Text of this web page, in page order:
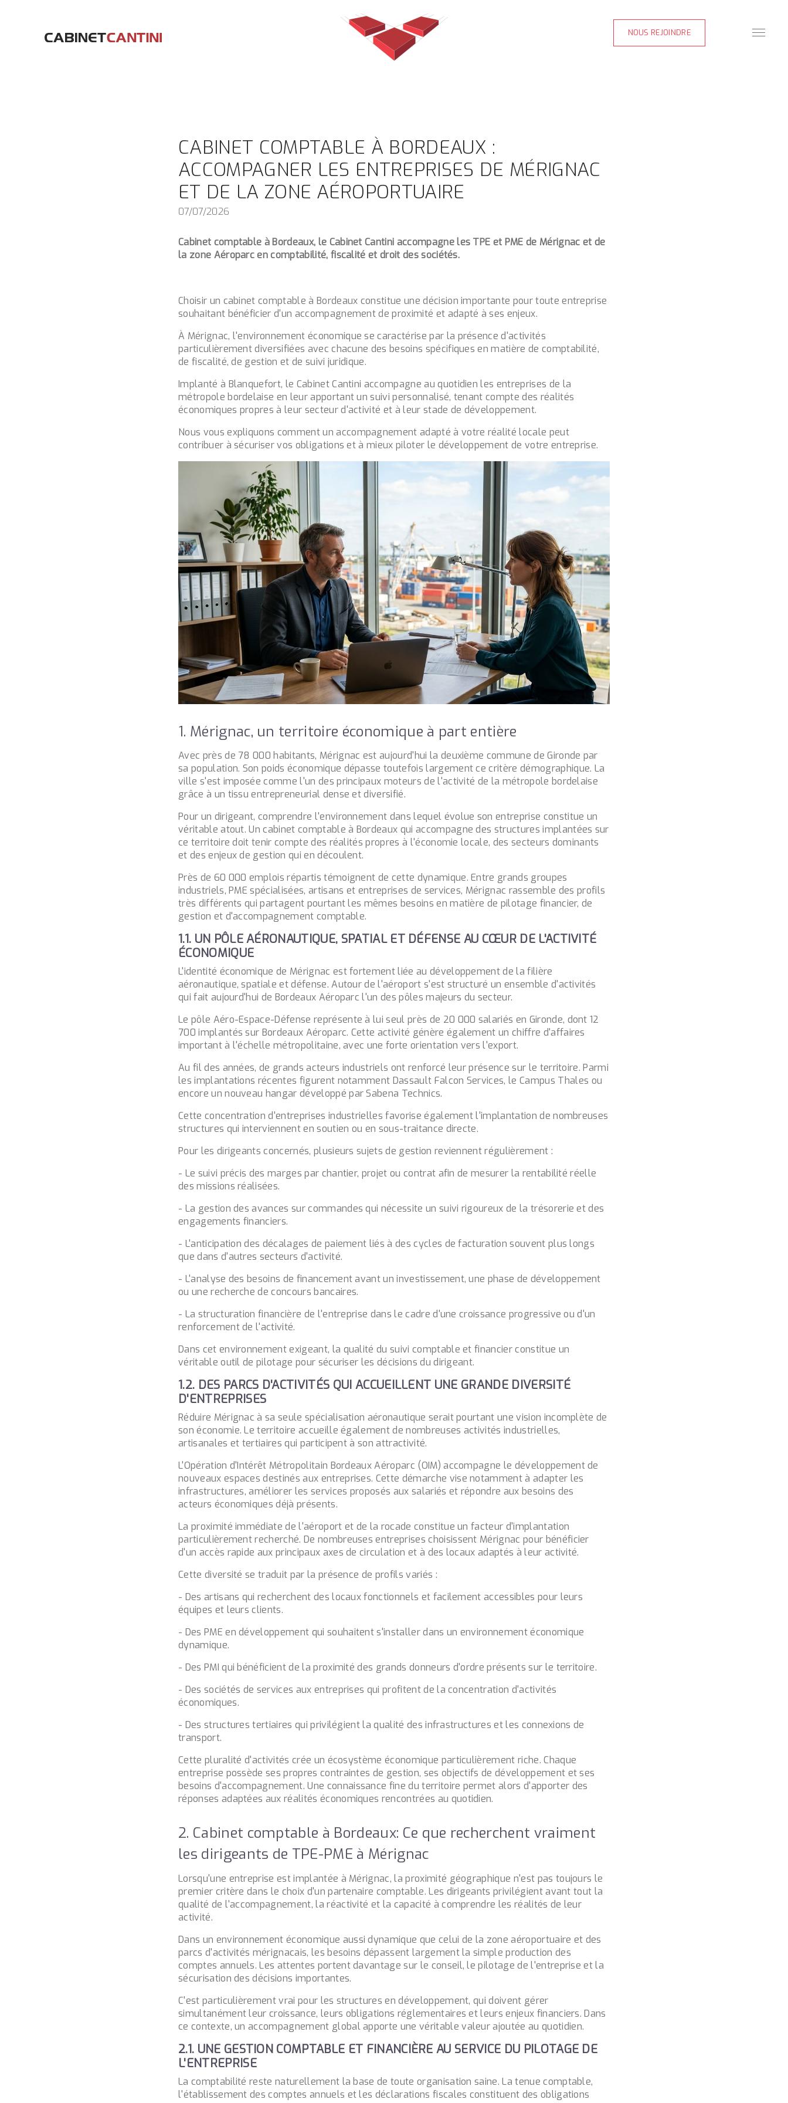
NOUS REJOINDRE
CABINET COMPTABLE À BORDEAUX :
ACCOMPAGNER LES ENTREPRISES DE MÉRIGNAC
ET DE LA ZONE AÉROPORTUAIRE
07/07/2026
Cabinet comptable à Bordeaux, le Cabinet Cantini accompagne les TPE et PME de Mérignac et de
la zone Aéroparc en comptabilité, fiscalité et droit des sociétés.
Choisir un cabinet comptable à Bordeaux constitue une décision importante pour toute entreprise
souhaitant bénéficier d'un accompagnement de proximité et adapté à ses enjeux.
À Mérignac, l'environnement économique se caractérise par la présence d'activités
particulièrement diversifiées avec chacune des besoins spécifiques en matière de comptabilité,
de fiscalité, de gestion et de suivi juridique.
Implanté à Blanquefort, le Cabinet Cantini accompagne au quotidien les entreprises de la
métropole bordelaise en leur apportant un suivi personnalisé, tenant compte des réalités
économiques propres à leur secteur d'activité et à leur stade de développement.
Nous vous expliquons comment un accompagnement adapté à votre réalité locale peut
contribuer à sécuriser vos obligations et à mieux piloter le développement de votre entreprise.
1. Mérignac, un territoire économique à part entière
Avec près de 78 000 habitants, Mérignac est aujourd'hui la deuxième commune de Gironde par
sa population. Son poids économique dépasse toutefois largement ce critère démographique. La
ville s'est imposée comme l'un des principaux moteurs de l'activité de la métropole bordelaise
grâce à un tissu entrepreneurial dense et diversifié.
Pour un dirigeant, comprendre l'environnement dans lequel évolue son entreprise constitue un
véritable atout. Un cabinet comptable à Bordeaux qui accompagne des structures implantées sur
ce territoire doit tenir compte des réalités propres à l'économie locale, des secteurs dominants
et des enjeux de gestion qui en découlent.
Près de 60 000 emplois répartis témoignent de cette dynamique. Entre grands groupes
industriels, PME spécialisées, artisans et entreprises de services, Mérignac rassemble des profils
très différents qui partagent pourtant les mêmes besoins en matière de pilotage financier, de
gestion et d'accompagnement comptable.
1.1. UN PÔLE AÉRONAUTIQUE, SPATIAL ET DÉFENSE AU CŒUR DE L'ACTIVITÉ
ÉCONOMIQUE
L'identité économique de Mérignac est fortement liée au développement de la filière
aéronautique, spatiale et défense. Autour de l'aéroport s'est structuré un ensemble d'activités
qui fait aujourd'hui de Bordeaux Aéroparc l'un des pôles majeurs du secteur.
Le pôle Aéro-Espace-Défense représente à lui seul près de 20 000 salariés en Gironde, dont 12
700 implantés sur Bordeaux Aéroparc. Cette activité génère également un chiffre d'affaires
important à l'échelle métropolitaine, avec une forte orientation vers l'export.
Au fil des années, de grands acteurs industriels ont renforcé leur présence sur le territoire. Parmi
les implantations récentes figurent notamment Dassault Falcon Services, le Campus Thales ou
encore un nouveau hangar développé par Sabena Technics.
Cette concentration d'entreprises industrielles favorise également l'implantation de nombreuses
structures qui interviennent en soutien ou en sous-traitance directe.
Pour les dirigeants concernés, plusieurs sujets de gestion reviennent régulièrement :
- Le suivi précis des marges par chantier, projet ou contrat afin de mesurer la rentabilité réelle
des missions réalisées.
- La gestion des avances sur commandes qui nécessite un suivi rigoureux de la trésorerie et des
engagements financiers.
- L'anticipation des décalages de paiement liés à des cycles de facturation souvent plus longs
que dans d'autres secteurs d'activité.
- L'analyse des besoins de financement avant un investissement, une phase de développement
ou une recherche de concours bancaires.
- La structuration financière de l'entreprise dans le cadre d'une croissance progressive ou d'un
renforcement de l'activité.
Dans cet environnement exigeant, la qualité du suivi comptable et financier constitue un
véritable outil de pilotage pour sécuriser les décisions du dirigeant.
1.2. DES PARCS D'ACTIVITÉS QUI ACCUEILLENT UNE GRANDE DIVERSITÉ
D'ENTREPRISES
Réduire Mérignac à sa seule spécialisation aéronautique serait pourtant une vision incomplète de
son économie. Le territoire accueille également de nombreuses activités industrielles,
artisanales et tertiaires qui participent à son attractivité.
L'Opération d'Intérêt Métropolitain Bordeaux Aéroparc (OIM) accompagne le développement de
nouveaux espaces destinés aux entreprises. Cette démarche vise notamment à adapter les
infrastructures, améliorer les services proposés aux salariés et répondre aux besoins des
acteurs économiques déjà présents.
La proximité immédiate de l'aéroport et de la rocade constitue un facteur d'implantation
particulièrement recherché. De nombreuses entreprises choisissent Mérignac pour bénéficier
d'un accès rapide aux principaux axes de circulation et à des locaux adaptés à leur activité.
Cette diversité se traduit par la présence de profils variés :
- Des artisans qui recherchent des locaux fonctionnels et facilement accessibles pour leurs
équipes et leurs clients.
- Des PME en développement qui souhaitent s'installer dans un environnement économique
dynamique.
- Des PMI qui bénéficient de la proximité des grands donneurs d'ordre présents sur le territoire.
- Des sociétés de services aux entreprises qui profitent de la concentration d'activités
économiques.
- Des structures tertiaires qui privilégient la qualité des infrastructures et les connexions de
transport.
Cette pluralité d'activités crée un écosystème économique particulièrement riche. Chaque
entreprise possède ses propres contraintes de gestion, ses objectifs de développement et ses
besoins d'accompagnement. Une connaissance fine du territoire permet alors d'apporter des
réponses adaptées aux réalités économiques rencontrées au quotidien.
2. Cabinet comptable à Bordeaux: Ce que recherchent vraiment
les dirigeants de TPE-PME à Mérignac
Lorsqu'une entreprise est implantée à Mérignac, la proximité géographique n'est pas toujours le
premier critère dans le choix d'un partenaire comptable. Les dirigeants privilégient avant tout la
qualité de l'accompagnement, la réactivité et la capacité à comprendre les réalités de leur
activité.
Dans un environnement économique aussi dynamique que celui de la zone aéroportuaire et des
parcs d'activités mérignacais, les besoins dépassent largement la simple production des
comptes annuels. Les attentes portent davantage sur le conseil, le pilotage de l'entreprise et la
sécurisation des décisions importantes.
C'est particulièrement vrai pour les structures en développement, qui doivent gérer
simultanément leur croissance, leurs obligations réglementaires et leurs enjeux financiers. Dans
ce contexte, un accompagnement global apporte une véritable valeur ajoutée au quotidien.
2.1. UNE GESTION COMPTABLE ET FINANCIÈRE AU SERVICE DU PILOTAGE DE
L'ENTREPRISE
La comptabilité reste naturellement la base de toute organisation saine. La tenue comptable,
l'établissement des comptes annuels et les déclarations fiscales constituent des obligations